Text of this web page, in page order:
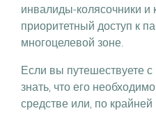
инвалиды-колясочники и
приоритетный доступ к
многоцелевой зоне.
Если вы путешествуете
знать, что его
средстве или, по